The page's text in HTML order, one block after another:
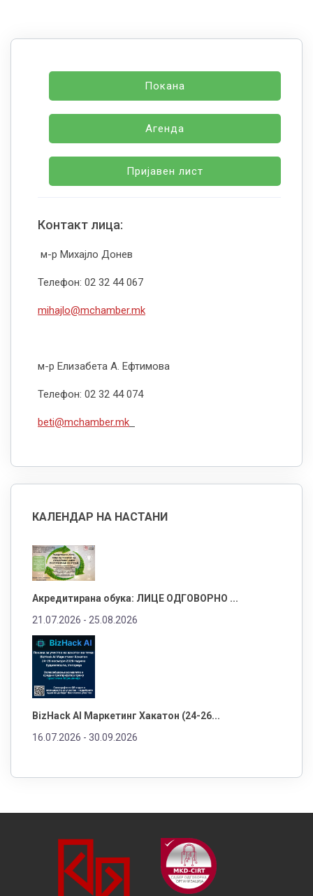
Покана
Агенда
Пријавен лист
Контакт лица:
м-р Михајло Донев
Телефон: 02 32 44 067
mihajlo@mchamber.mk
м-р Елизабета А. Ефтимова
Телефон: 02 32 44 074
beti@mchamber.mk
КАЛЕНДАР НА НАСТАНИ
Акредитирана обука: ЛИЦЕ ОДГОВОРНО ...
21.07.2026 - 25.08.2026
BizHack AI Маркетинг Хакатон (24-26...
16.07.2026 - 30.09.2026